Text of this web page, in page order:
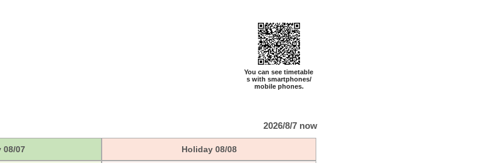
You can see timetable
s with smartphones/
mobile phones.
2026/8/7 now
08/07 Holiday 08/08